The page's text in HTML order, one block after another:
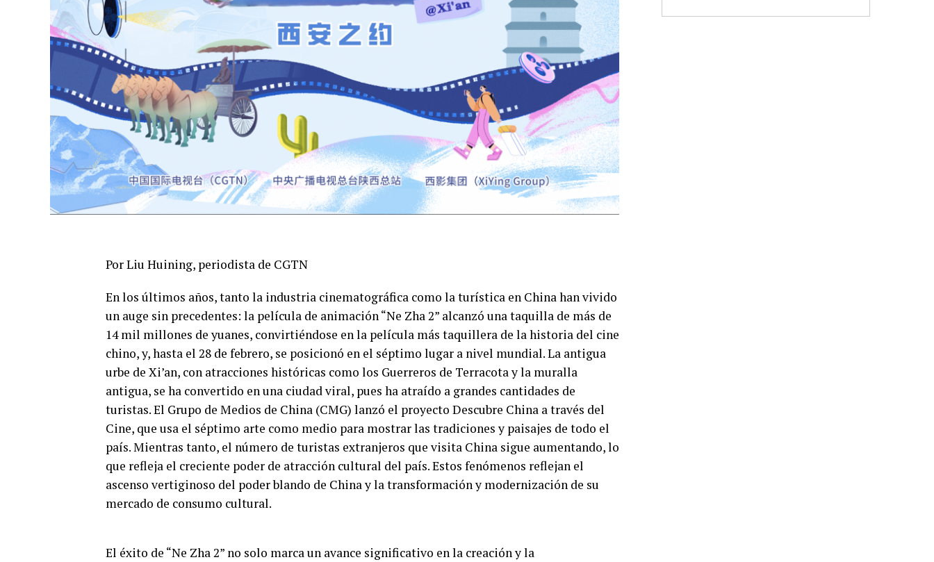
Por Liu Huining, periodista de CGTN
En los últimos años, tanto la industria cinematográfica como la turística en China han vivido
un auge sin precedentes: la película de animación “Ne Zha 2” alcanzó una taquilla de más de
14 mil millones de yuanes, convirtiéndose en la película más taquillera de la historia del cine
chino, y, hasta el 28 de febrero, se posicionó en el séptimo lugar a nivel mundial. La antigua
urbe de Xi’an, con atracciones históricas como los Guerreros de Terracota y la muralla
antigua, se ha convertido en una ciudad viral, pues ha atraído a grandes cantidades de
turistas. El Grupo de Medios de China (CMG) lanzó el proyecto Descubre China a través del
Cine, que usa el séptimo arte como medio para mostrar las tradiciones y paisajes de todo el
país. Mientras tanto, el número de turistas extranjeros que visita China sigue aumentando, lo
que refleja el creciente poder de atracción cultural del país. Estos fenómenos reflejan el
ascenso vertiginoso del poder blando de China y la transformación y modernización de su
mercado de consumo cultural.
El éxito de “Ne Zha 2” no solo marca un avance significativo en la creación y la